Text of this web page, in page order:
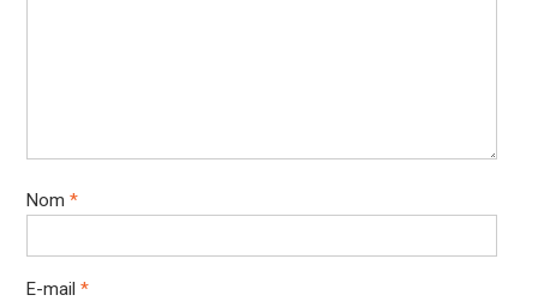
Nom *
E-mail *